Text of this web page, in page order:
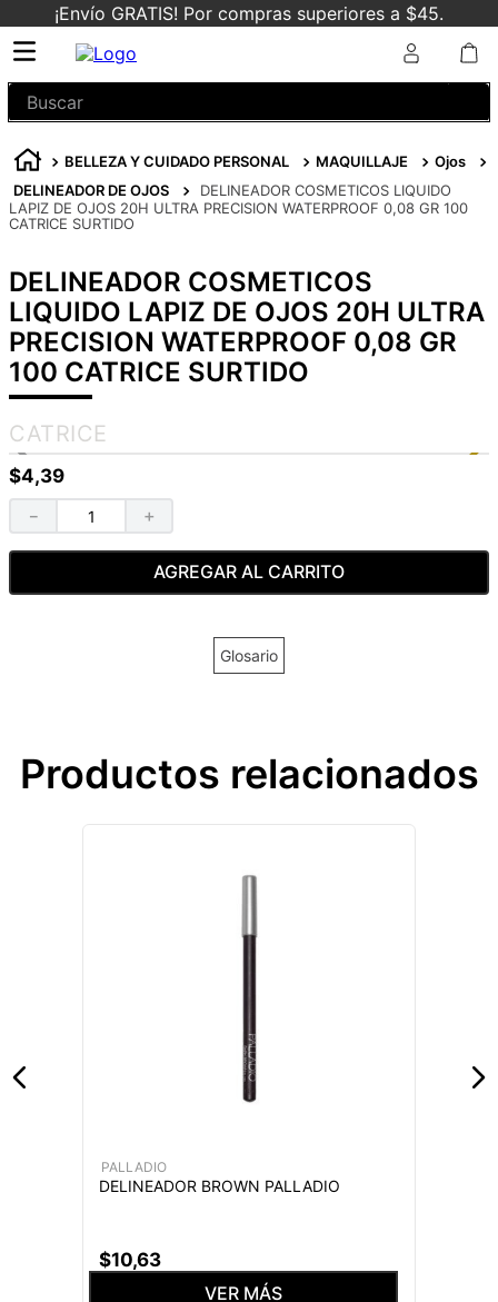
¡Envío GRATIS! Por compras superiores a $45.
Buscar
BELLEZA Y CUIDADO PERSONAL MAQUILLAJE
Ojos
DELINEADOR DE OJOS
DELINEADOR COSMETICOS LIQUIDO
LAPIZ DE OJOS 20H ULTRA PRECISION WATERPROOF 0,08 GR 100
CATRICE SURTIDO
DELINEADOR COSMETICOS
LIQUIDO LAPIZ DE OJOS 20H ULTRA
PRECISION WATERPROOF 0,08 GR
100 CATRICE SURTIDO
CATRICE
$4,39
＋
－
AGREGAR AL CARRITO
Glosario
Productos relacionados
PALLADIO
DELINEADOR BROWN PALLADIO
$10,63
VER MÁS